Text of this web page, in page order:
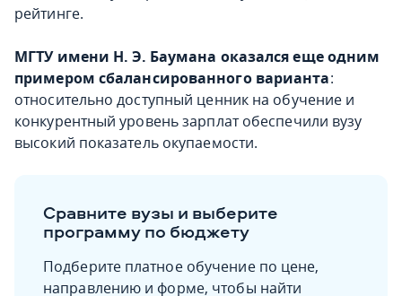
рейтинге.
МГТУ имени Н. Э. Баумана оказался еще одним
примером сбалансированного варианта:
относительно доступный ценник на обучение и
конкурентный уровень зарплат обеспечили вузу
высокий показатель окупаемости.
Сравните вузы и выберите
программу по бюджету
Подберите платное обучение по цене,
направлению и форме, чтобы найти